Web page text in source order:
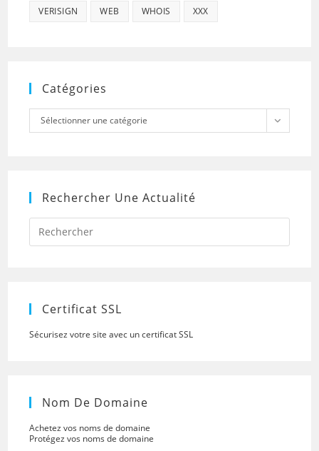
VERISIGN WEB WHOIS XXX
Catégories
Catégories
Sélectionner une catégorie
Rechercher Une Actualité
Press
to
Certificat SSL
Sécurisez votre site avec un certificat SSL
Nom De Domaine
Achetez vos noms de domaine
Protégez vos noms de domaine